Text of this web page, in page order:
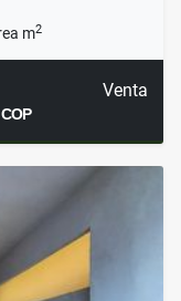
m2
Venta
COP